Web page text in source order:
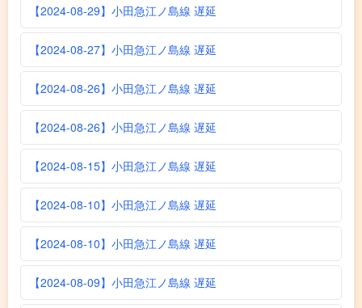
【2024-08-29】小田急江ノ島線 遅延
【2024-08-27】小田急江ノ島線 遅延
【2024-08-26】小田急江ノ島線 遅延
【2024-08-26】小田急江ノ島線 遅延
【2024-08-15】小田急江ノ島線 遅延
【2024-08-10】小田急江ノ島線 遅延
【2024-08-10】小田急江ノ島線 遅延
【2024-08-09】小田急江ノ島線 遅延